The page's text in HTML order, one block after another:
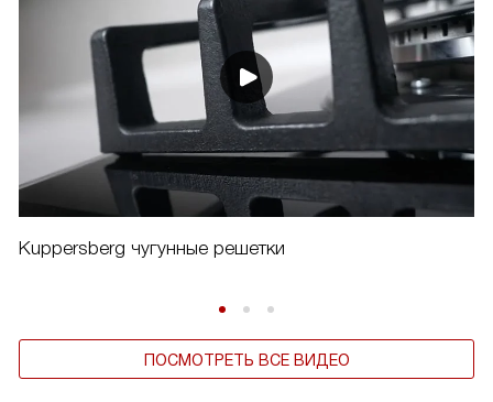
Kuppersberg чугунные решетки
ПОСМОТРЕТЬ ВСЕ ВИДЕО